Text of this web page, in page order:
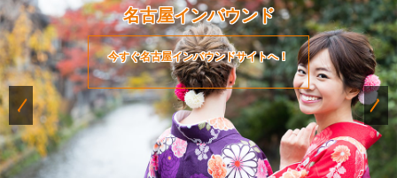
名古屋インバウンド
今すぐ名古屋インバウンドサイトへ！